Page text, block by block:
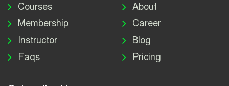
নিয়োগ বিজ্ঞপ্তি ২০২৬ | DNC
Job Circular 2026
পাসপোর্ট করতে কি কি লাগে
২০২৬ | ই-পাসপোর্ট আবেদন ও
Courses
Membership
Instructor
Faqs
About
Career
Blog
Pricing